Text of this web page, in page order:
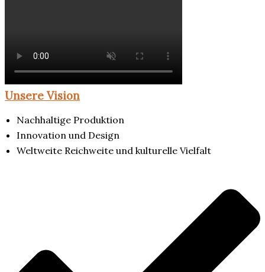
Unsere Vision
Nachhaltige Produktion
Innovation und Design
Weltweite Reichweite und kulturelle Vielfalt